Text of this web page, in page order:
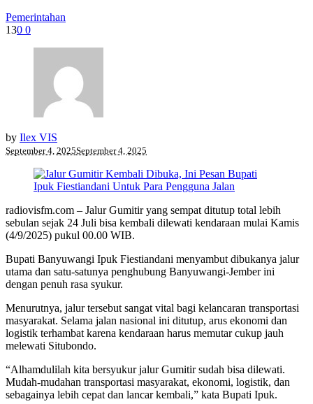
Pemerintahan
130 0
by Ilex VIS
September 4, 2025September 4, 2025
radiovisfm.com – Jalur Gumitir yang sempat ditutup total lebih
sebulan sejak 24 Juli bisa kembali dilewati kendaraan mulai Kamis
(4/9/2025) pukul 00.00 WIB.
Bupati Banyuwangi Ipuk Fiestiandani menyambut dibukanya jalur
utama dan satu-satunya penghubung Banyuwangi-Jember ini
dengan penuh rasa syukur.
Menurutnya, jalur tersebut sangat vital bagi kelancaran transportasi
masyarakat. Selama jalan nasional ini ditutup, arus ekonomi dan
logistik terhambat karena kendaraan harus memutar cukup jauh
melewati Situbondo.
“Alhamdulilah kita bersyukur jalur Gumitir sudah bisa dilewati.
Mudah-mudahan transportasi masyarakat, ekonomi, logistik, dan
sebagainya lebih cepat dan lancar kembali,” kata Bupati Ipuk.